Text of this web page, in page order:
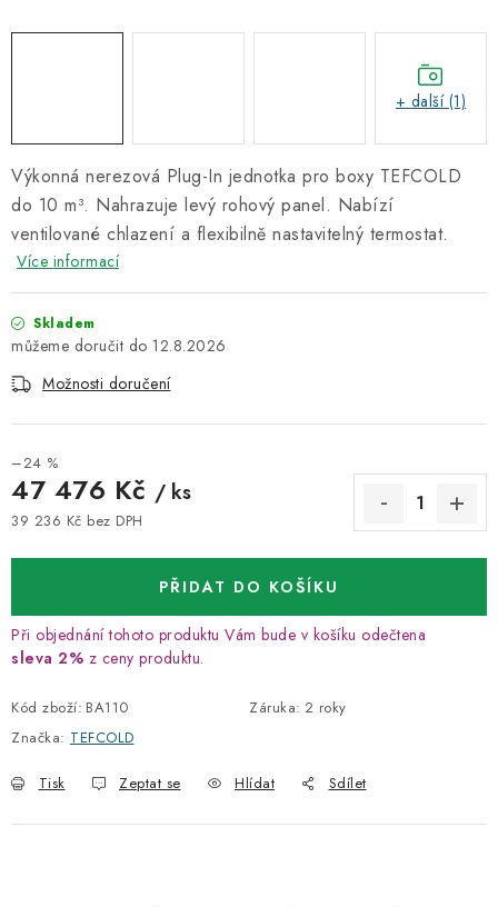
Výkonná nerezová Plug-In jednotka pro boxy TEFCOLD
do 10 m³. Nahrazuje levý rohový panel. Nabízí
ventilované chlazení a flexibilně nastavitelný termostat.
Více informací
Skladem
12.8.2026
Možnosti doručení
–24 %
47 476 Kč / ks
39 236 Kč bez DPH
PŘIDAT DO KOŠÍKU
Při objednání tohoto produktu Vám bude v košíku odečtena
sleva 2% z ceny produktu.
Kód zboží: BA110 Záruka: 2 roky
Značka: TEFCOLD
Tisk Zeptat se Hlídat Sdílet
+ další (1)